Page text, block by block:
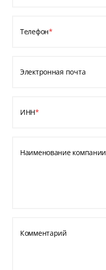
Телефон*
Электронная почта
ИНН*
Наименование компании
Комментарий